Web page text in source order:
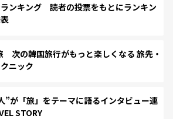
ンキング 読者の投票をもとにランキン
次の韓国旅行がもっと楽しくなる 旅先・
ニック
”が「旅」をテーマに語るインタビュー連
STORY